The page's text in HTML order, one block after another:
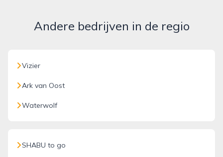
Andere bedrijven in de regio
Vizier
Ark van Oost
Waterwolf
SHABU to go